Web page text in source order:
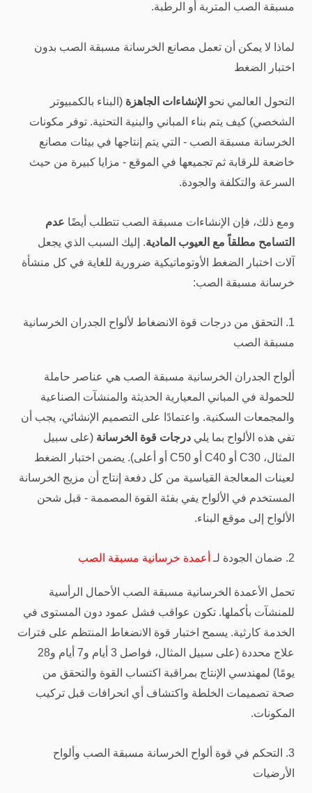
مسبقة الصب المتربة أو الرطبة.
لماذا لا يمكن أن تعمل مصانع الخرسانة مسبقة الصب بدون
اختبار الضغط
التحول العالمي نحو الإنشاءات الجاهزة (البناء بالكمبيوتر
الشخصي) كيف يتم بناء المباني والبنية التحتية. توفر مكونات
الخرسانة مسبقة الصب - التي يتم إنتاجها في بيئات مصانع
خاضعة للرقابة ثم تجميعها في الموقع - مزايا كبيرة من حيث
السرعة والتكلفة والجودة.
ومع ذلك، فإن الإنشاءات مسبقة الصب تتطلب أيضًا عدم
التسامح مطلقاً مع العيوب المادية. إليك السبب الذي يجعل
آلات اختبار الضغط الأوتوماتيكية ضرورية للغاية في كل منشأة
خرسانة مسبقة الصب:
1. التحقق من درجات قوة الانضغاط لألواح الجدران الخرسانية
مسبقة الصب
ألواح الجدران الخرسانية مسبقة الصب هي عناصر حاملة
للحمولة في المباني المعيارية الحديثة والمنشآت الصناعية
والمجمعات السكنية. واعتمادًا على التصميم الإنشائي، يجب أن
تفي هذه الألواح بما يلي درجات قوة الخرسانة (على سبيل
المثال، C30 أو C40 أو C50 أو أعلى). يضمن اختبار الضغط
لعينات المعالجة القياسية من كل دفعة إنتاج أن مزيج الخرسانة
المستخدم في الألواح يفي بفئة القوة المصممة - قبل شحن
الألواح إلى موقع البناء.
2. ضمان الجودة لـ أعمدة خرسانية مسبقة الصب
تحمل الأعمدة الخرسانية مسبقة الصب الأحمال الرأسية
للمنشآت بأكملها. تكون عواقب فشل عمود دون المستوى في
الخدمة كارثية. يسمح اختبار قوة الانضغاط المنتظم على فترات
علاج محددة (على سبيل المثال، فواصل 3 أيام و7 أيام و28
يومًا) لمهندسي الإنتاج بمراقبة اكتساب القوة والتحقق من
صحة تصميمات الخلطة واكتشاف أي انحرافات قبل تركيب
المكونات.
3. التحكم في قوة ألواح الخرسانة مسبقة الصب وألواح
الأرضيات